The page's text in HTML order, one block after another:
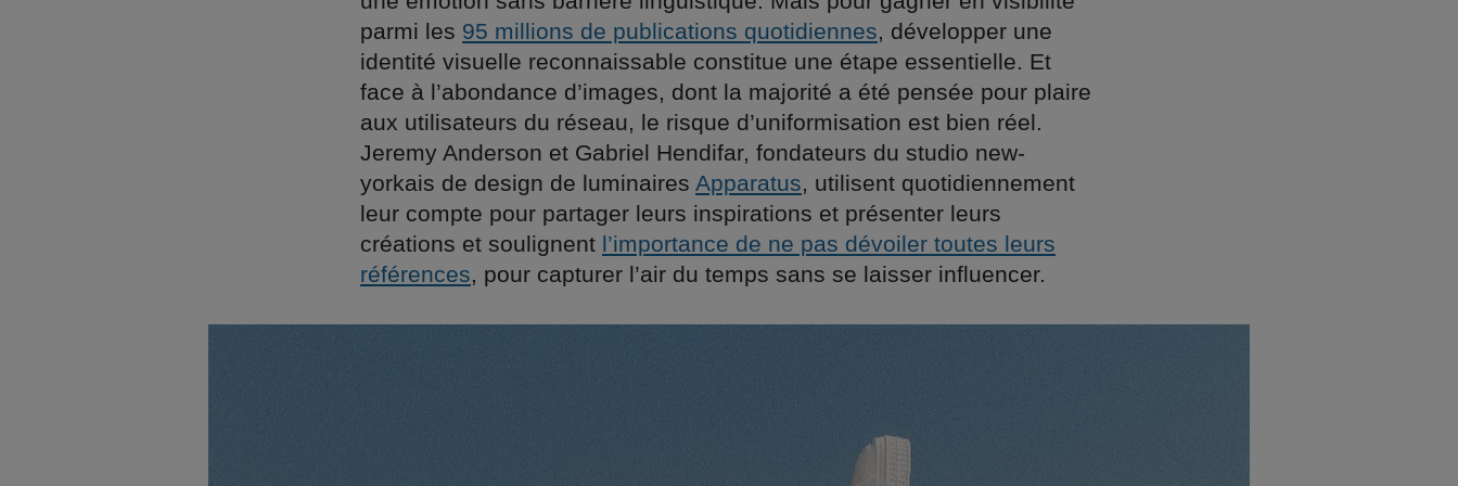
parmi les 95 millions de publications quotidiennes, développer une
identité visuelle reconnaissable constitue une étape essentielle. Et
face à l’abondance d’images, dont la majorité a été pensée pour plaire
aux utilisateurs du réseau, le risque d’uniformisation est bien réel.
Jeremy Anderson et Gabriel Hendifar, fondateurs du studio new-
yorkais de design de luminaires Apparatus, utilisent quotidiennement
leur compte pour partager leurs inspirations et présenter leurs
créations et soulignent l’importance de ne pas dévoiler toutes leurs
références, pour capturer l’air du temps sans se laisser influencer.